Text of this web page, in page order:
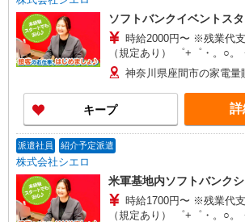
ソフトバンクイベントス
時給2000円〜 ※残業代
（規定あり） ゜+゜・。○。・゜+゜・。○。・゜
+゜ 入社祝い金10万円支給(規定有) お友
頂くと, インセンティブ支給(規定有)
い・週払い可能（規程有）
+゜・。○。・゜+゜
神奈川県座間市の家電量
キープ 詳
派遣社員 紹介予定派遣
株式会社シエロ
米軍基地内ソフトバンク
時給1700円〜 ※残業代
（規定あり） ゜+゜・。○。・゜+゜・。○。・゜